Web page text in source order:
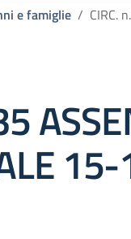
e famiglie CIRC.